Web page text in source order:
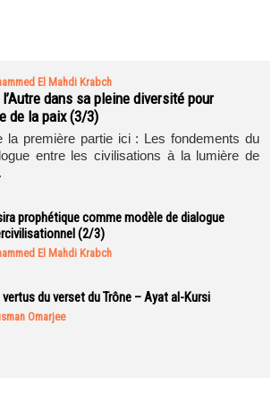
El Mahdi Krabch
dans sa pleine diversité pour
de la paix (3/3)
la première partie ici : Les fondements du
entre les civilisations à la lumière de
prophétique comme modèle de dialogue
(2/3)
El Mahdi Krabch
vertus du verset du Trône – Ayat al-Kursi
Omarjee